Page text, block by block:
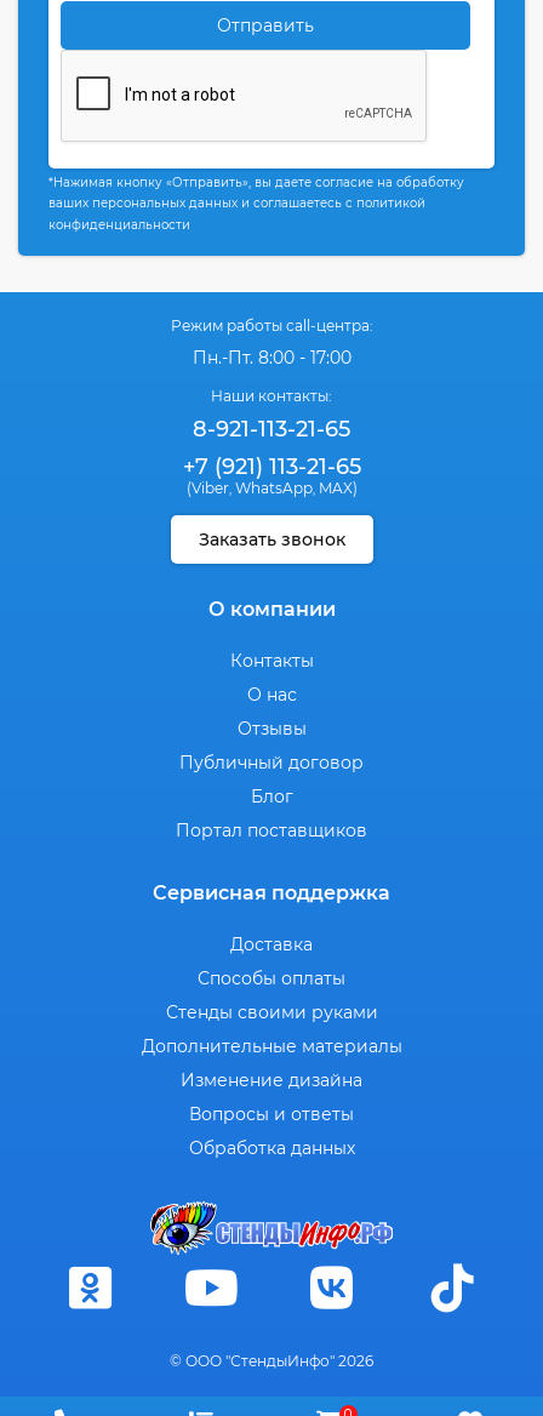
Отправить
*Нажимая кнопку «Отправить», вы даете согласие на обработку
ваших персональных данных и соглашаетесь с политикой
конфиденциальности
Режим работы call-центра:
Пн.-Пт. 8:00 - 17:00
Наши контакты:
8-921-113-21-65
+7 (921) 113-21-65
(Viber, WhatsApp, MAX)
Заказать звонок
О компании
Контакты
О нас
Отзывы
Публичный договор
Блог
Портал поставщиков
Сервисная поддержка
Доставка
Способы оплаты
Стенды своими руками
Дополнительные материалы
Изменение дизайна
Вопросы и ответы
Обработка данных
© ООО "СтендыИнфо" 2026